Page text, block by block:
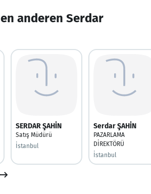
anderen Serdar
SERDAR ŞAHİN
Satış Müdürü
İstanbul
Serdar ŞAHİN
PAZARLAMA
DİREKTÖRÜ
İstanbul